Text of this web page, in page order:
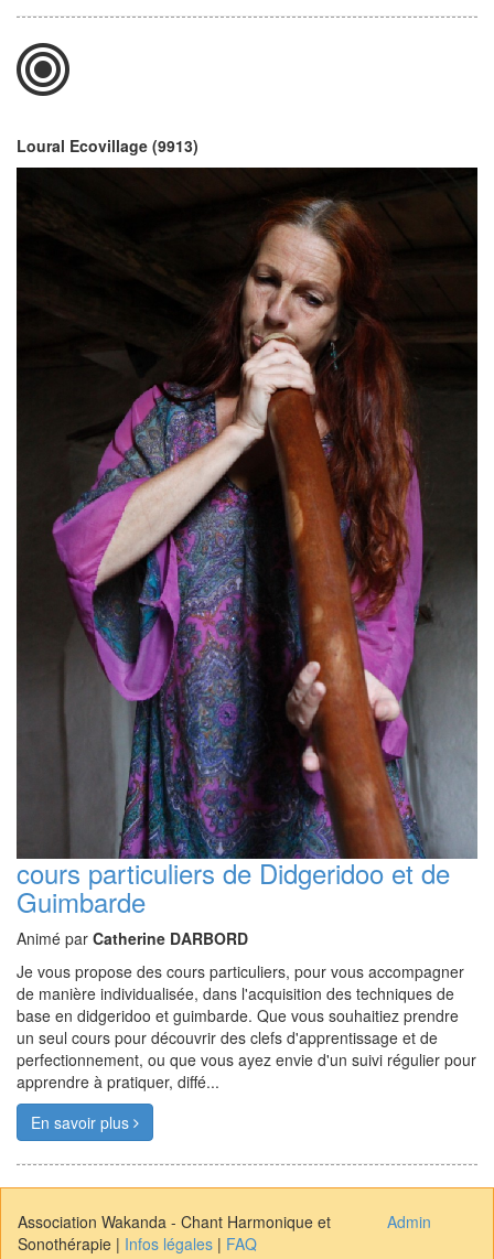
Loural Ecovillage (9913)
cours particuliers de Didgeridoo et de
Guimbarde
Animé par Catherine DARBORD
Je vous propose des cours particuliers, pour vous accompagner
de manière individualisée, dans l'acquisition des techniques de
base en didgeridoo et guimbarde. Que vous souhaitiez prendre
un seul cours pour découvrir des clefs d'apprentissage et de
perfectionnement, ou que vous ayez envie d'un suivi régulier pour
apprendre à pratiquer, diffé...
En savoir plus
Association Wakanda - Chant Harmonique et
Sonothérapie | Infos légales | FAQ
Admin